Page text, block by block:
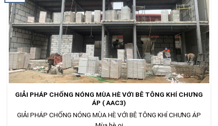
GIẢI PHÁP CHỐNG NÓNG MÙA HÈ VỚI BÊ TÔNG KHÍ CHƯNG
ÁP ( AAC3)
GIẢI PHÁP CHỐNG NÓNG MÙA HÈ VỚI BÊ TÔNG KHÍ CHƯNG ÁP